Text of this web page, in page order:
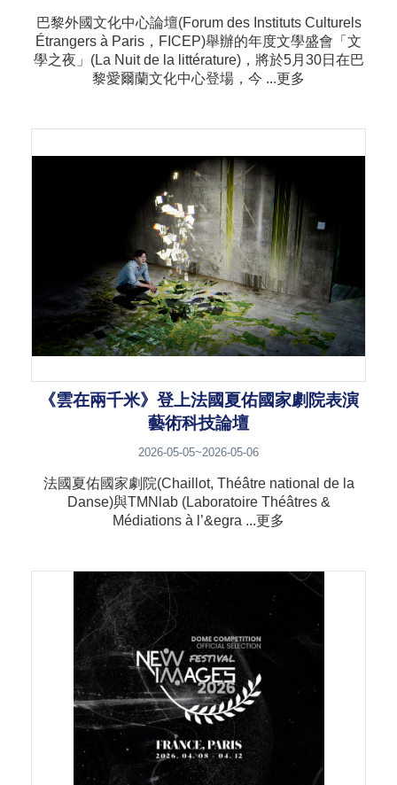
巴黎外國文化中心論壇(Forum des Instituts Culturels
Étrangers à Paris，FICEP)舉辦的年度文學盛會「文
學之夜」(La Nuit de la littérature)，將於5月30日在巴
黎愛爾蘭文化中心登場，今 ...更多
《雲在兩千米》登上法國夏佑國家劇院表演
藝術科技論壇
2026-05-05~2026-05-06
法國夏佑國家劇院(Chaillot, Théâtre national de la
Danse)與TMNlab (Laboratoire Théâtres &
Médiations à l’&egra ...更多